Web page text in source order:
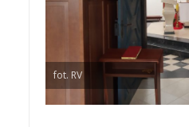
fot. RV